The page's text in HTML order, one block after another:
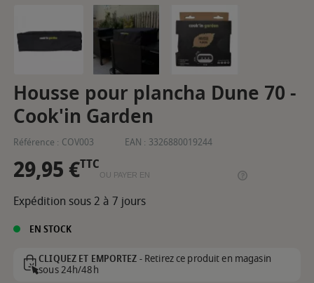
Housse pour plancha Dune 70 -
Cook'in Garden
Référence : COV003 EAN : 3326880019244
29,95 €TTC
OU PAYER EN
Expédition sous 2 à 7 jours
EN STOCK
CLIQUEZ ET EMPORTEZ -Retirez ce produit en magasin
sous 24h/48h